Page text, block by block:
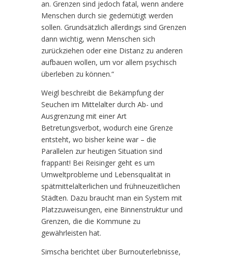
an. Grenzen sind jedoch fatal, wenn andere
Menschen durch sie gedemütigt werden
sollen. Grundsätzlich allerdings sind Grenzen
dann wichtig, wenn Menschen sich
zurückziehen oder eine Distanz zu anderen
aufbauen wollen, um vor allem psychisch
überleben zu können.“
Weigl beschreibt die Bekämpfung der
Seuchen im Mittelalter durch Ab- und
Ausgrenzung mit einer Art
Betretungsverbot, wodurch eine Grenze
entsteht, wo bisher keine war – die
Parallelen zur heutigen Situation sind
frappant! Bei Reisinger geht es um
Umweltprobleme und Lebensqualität in
spätmittelalterlichen und frühneuzeitlichen
Städten. Dazu braucht man ein System mit
Platzzuweisungen, eine Binnenstruktur und
Grenzen, die die Kommune zu
gewährleisten hat.
Simscha berichtet über Burnouterlebnisse,